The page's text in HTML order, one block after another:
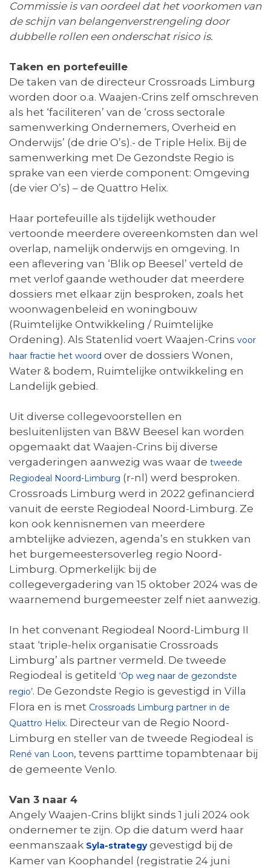
Commissie is van oordeel dat het voorkomen van
de schijn van belangenverstrengeling door
dubbelle rollen een onderschat risico is.
Taken en portefeuille
De taken van de directeur Crossroads Limburg
worden door o.a. Waajen-Crins zelf omschreven
als het ‘faciliteren’ van de ‘cross sectorale
samenwerking Ondernemers, Overheid en
Onderwijs’ (de drie O’s).- de Triple Helix. Bij de
samenwerking met De Gezondste Regio is
sprake van een vierde component: Omgeving
(de vier O’s) – de Quattro Helix.
Haar portefeuille als tijdelijk wethouder
vertoonde meerdere overeenkomsten dan wel
overlap, namelijk onderwijs en omgeving. In
een aflevering van ‘Blik op Beesel’ verteld de
met verlof gaande wethouder dat meerdere
dossiers met elkaar zijn besproken, zoals het
woonwagenbeleid en woningbouw
(Ruimtelijke Ontwikkeling / Ruimtelijke
Ordening). Als Statenlid voert Waajen-Crins voor
haar fractie het woord over de dossiers Wonen,
Water & bodem, Ruimtelijke ontwikkeling en
Landelijk gebied.
Uit diverse collegevoorstellen en
besluitenlijsten van B&W Beesel kan worden
opgemaakt dat Waajen-Crins bij diverse
vergaderingen aanwezig was waar de tweede
Regiodeal Noord-Limburg (r-nl) werd besproken.
Crossroads Limburg werd in 2022 gefinancierd
vanuit de eerste Regiodeal Noord-Limburg. Ze
kon ook kennisnemen van meerdere
ambtelijke adviezen, agenda’s en stukken van
het burgemeestersoverleg regio Noord-
Limburg. Opmerkelijk: bij de
collegevergadering van 15 oktober 2024 was de
waarnemend burgemeester zelf niet aanwezig.
In het convenant Regiodeal Noord-Limburg II
staat ‘triple-helix organisatie Crossroads
Limburg’ als partner vermeld. De tweede
Regiodeal is getiteld ‘Op weg naar de gezondste
regio’. De Gezondste Regio is gevestigd in Villa
Flora en is met Crossroads Limburg partner in de
Quattro Helix. Directeur van de Regio Noord-
Limburg en steller van de tweede Regiodeal is
René van Loon, tevens parttime topambtenaar bij
de gemeente Venlo.
Van 3 naar 4
Angely Waajen-Crins blijkt sinds 1 juli 2024 ook
ondernemer te zijn. Op die datum werd haar
eenmanszaak Syla-strategygevestigd bij de
Kamer van Koophandel (registratie 24 juni